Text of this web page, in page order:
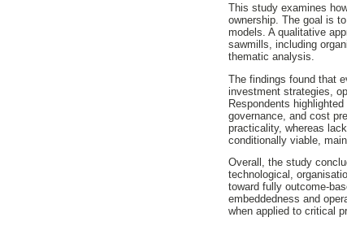
This study examines
ownership. The goal is
models. A qualitative
sawmills, including
thematic analysis.
The findings found that
investment strategies,
Respondents
governance, and cost
practicality, whereas
conditionally viable,
Overall, the study
technological,
toward fully outcome-
embeddedness and
when applied to critical